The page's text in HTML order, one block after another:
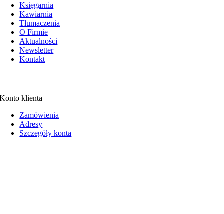
Księgarnia
Kawiarnia
Tłumaczenia
O Firmie
Aktualności
Newsletter
Kontakt
Konto klienta
Zamówienia
Adresy
Szczegóły konta